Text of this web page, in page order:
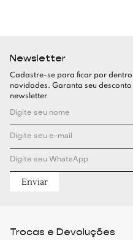
Newsletter
Cadastre-se para ficar por dentro
novidades. Garanta seu
newsletter
Enviar
Trocas e Devoluções